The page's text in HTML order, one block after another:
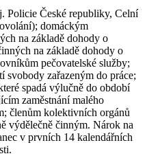
Policie České republiky, Celní
domáckým
na základě dohody o
na základě dohody o
pečovatelské služby;
svobody zařazeným do práce;
spadá výlučně do období
zaměstnání malého
členům kolektivních orgánů
výdělečně činným. Nárok na
v prvních 14 kalendářních